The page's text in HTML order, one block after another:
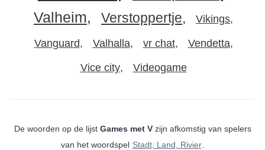
Valheim
Verstoppertje Vikings
Vanguard Valhalla vr chat Vendetta
Vice city Videogame
De woorden op de lijst Games met Vzijn afkomstig van spelers
van het woordspel Stadt, Land, Rivier